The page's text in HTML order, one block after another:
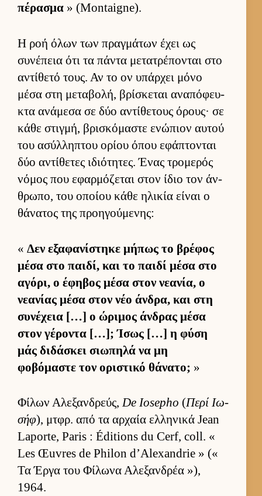
πέρασμα » (Montaigne).
Η ροή όλων των πραγ­μάτων έχει ως
συνέπεια ότι τα πάντα μετατρέπονται στο
αντίθετό τους. Αν το ον υπάρ­χει μόνο
μέσα στη μεταβολή, βρίσκεται αναπόφευ­
κτα ανάμεσα σε δύο αντίθετους όρους· σε
κάθε στιγ­μή, βρισκόμαστε ενώπιον αυ­τού
του ασύλ­ληπτου ορίου όπου εφάπτονται
δύο αντίθετες ιδιότητες. Ένας τρομερός
νόμος που εφαρ­μόζεται στον ίδιο τον άν­
θρωπο, του οποίου κάθε ηλικία εί­ναι ο
θάνατος της προη­γού­μενης:
« Δεν εξαφανίστηκε μήπως το βρέφος
μέσα στο παι­δί, και το παιδί μέσα στο
αγόρι, ο έφηβος μέσα στον νεανία, ο
νεανίας μέσα στον νέο άν­δρα, και στη
συνέχεια […] ο ώριμος άν­δρας μέσα
στον γέροντα […]; Ίσως […] η φύση
μάς διδάσκει σιω­πηλά να μη
φοβόμαστε τον οριστικό θάνατο; »
Φίλων Αλεξαν­δρεύς,De Iosepho (Περί Ιω­
σήφ), μτ­φρ. από τα αρ­χαία ελ­ληνικά Jean
Laporte, Paris : Éditions du Cerf, coll. «
Les Œuvres de Philon d’Alexandrie » («
Τα Έργα του Φίλωνα Αλεξαν­δρέα »),
1964.